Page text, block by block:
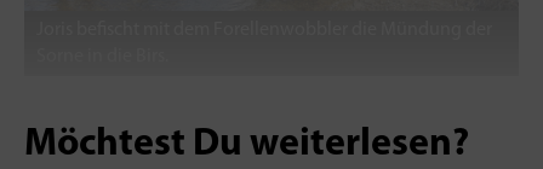
Möchtest Du weiterlesen?